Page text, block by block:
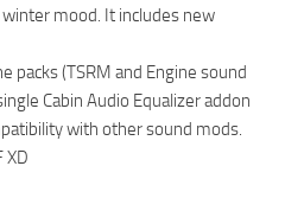
mood. It includes new
packs (TSRM and Engine sound
Cabin Audio Equalizer addon
with other sound mods.
XD